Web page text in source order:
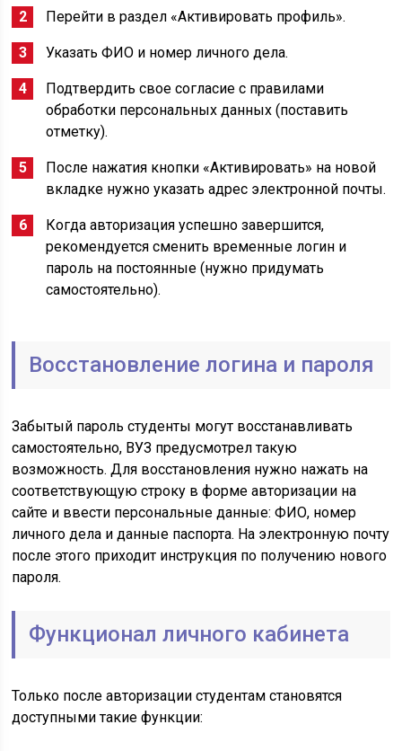
Перейти в раздел «Активировать профиль».
Указать ФИО и номер личного дела.
Подтвердить свое согласие с правилами
обработки персональных данных (поставить
отметку).
После нажатия кнопки «Активировать» на новой
вкладке нужно указать адрес электронной почты.
Когда авторизация успешно завершится,
рекомендуется сменить временные логин и
пароль на постоянные (нужно придумать
самостоятельно).
Восстановление логина и пароля
Забытый пароль студенты могут восстанавливать
самостоятельно, ВУЗ предусмотрел такую
возможность. Для восстановления нужно нажать на
соответствующую строку в форме авторизации на
сайте и ввести персональные данные: ФИО, номер
личного дела и данные паспорта. На электронную почту
после этого приходит инструкция по получению нового
пароля.
Функционал личного кабинета
Только после авторизации студентам становятся
доступными такие функции: